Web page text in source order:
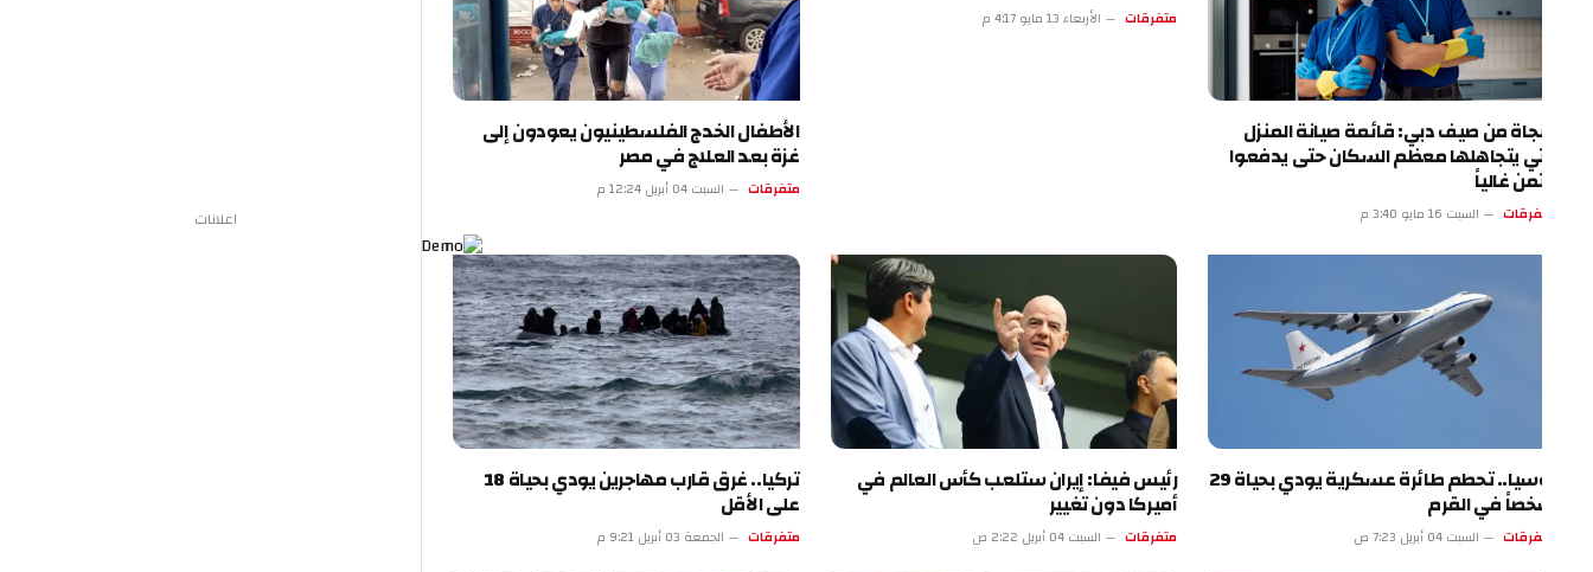
من صيف دبي: قائمة صيانة المنزل
يتجاهلها معظم السكان حتى يدفعوا
غالياً
السبت 16 مايو 3:40 م
الأربعاء 13 مايو 4:17 م
الأطفال الخدج الفلسطينيون يعودون إلى
غزة بعد العلاج في مصر
متفرقات السبت 04 أبريل 12:24 م
روسيا.. تحطم طائرة عسكرية يودي بحياة 29
في القرم
السبت 04 أبريل 7:23 ص
رئيس فيفا: إيران ستلعب كأس العالم في
أميركا دون تغيير
السبت 04 أبريل 2:22 ص
تركيا.. غرق قارب مهاجرين يودي بحياة 18
على الأقل
متفرقات الجمعة 03 أبريل 9:21 م